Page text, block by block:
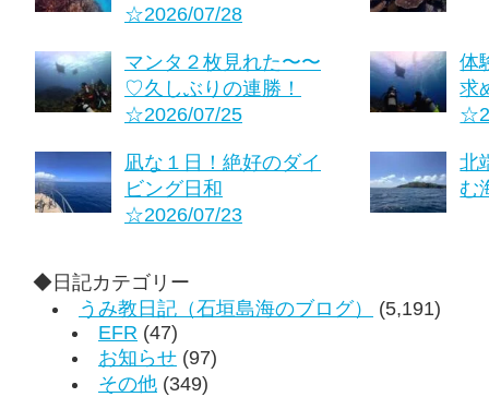
☆2026/07/28
マンタ２枚見れた〜〜
♡久しぶりの連勝！
☆2026/07/25
体
求
凪な１日！絶好のダイ
ビング日和
☆2026/07/23
北
む
◆日記カテゴリー
うみ教日記（石垣島海のブログ）
(5,191)
EFR (47)
お知らせ (97)
その他 (349)